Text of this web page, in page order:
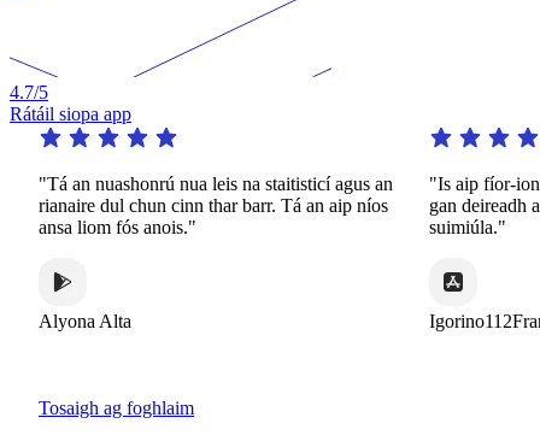
4.7/5
Rátáil siopa app
"Tá an nuashonrú nua leis na staitisticí agus an
rianaire dul chun cinn thar barr. Tá an aip níos
ansa liom fós anois."
Alyona Alta
"Is aip fíor-
gan deireadh
suimiúla."
Tosaigh ag foghlaim